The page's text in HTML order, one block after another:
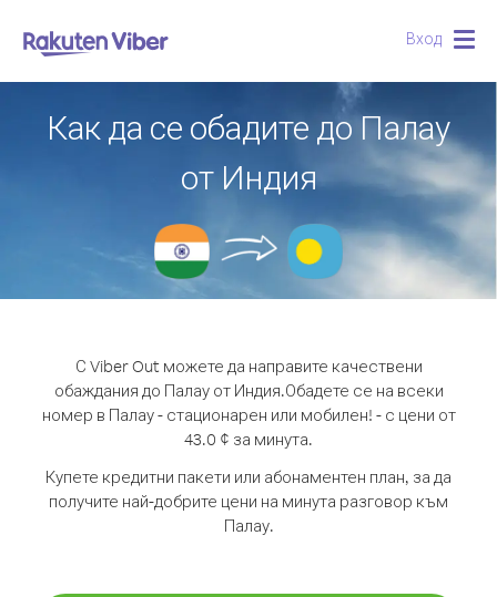
Вход
Как да се обадите до Палау
от Индия
С Viber Out можете да направите качествени
обаждания до Палау от Индия.Обадете се на всеки
номер в Палау - стационарен или мобилен! - с цени от
43.0 ¢ за минута.
Купете кредитни пакети или абонаментен план, за да
получите най-добрите цени на минута разговор към
Палау.